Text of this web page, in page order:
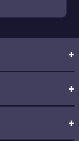
+
+
+